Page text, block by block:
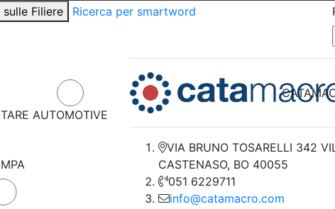
Filiere
Ricerca per smartword
AUTOMOTIVE
VIA BRUNO TOSARELLI 342
CASTENASO, BO 40055
051 6229711
info@catamacro.com